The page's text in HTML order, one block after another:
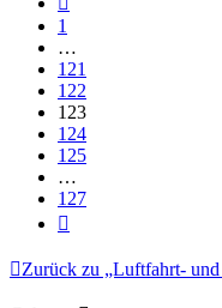
1
…
121
122
123
124
125
…
127
Zurück zu „Luftfahrt- und